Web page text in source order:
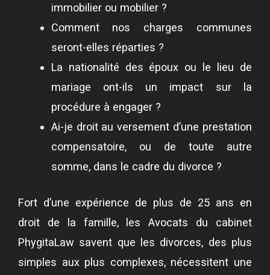
immobilier ou mobilier ?
Comment nos charges communes
seront-elles réparties ?
La nationalité des époux ou le lieu de
mariage ont-ils un impact sur la
procédure à engager ?
Ai-je droit au versement d’une prestation
compensatoire, ou de toute autre
somme, dans le cadre du divorce ?
Fort d’une expérience de plus de 25 ans en
droit de la famille, les Avocats du cabinet
PhygitaLaw savent que les divorces, des plus
simples aux plus complexes, nécessitent une